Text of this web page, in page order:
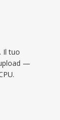
Il tuo
—